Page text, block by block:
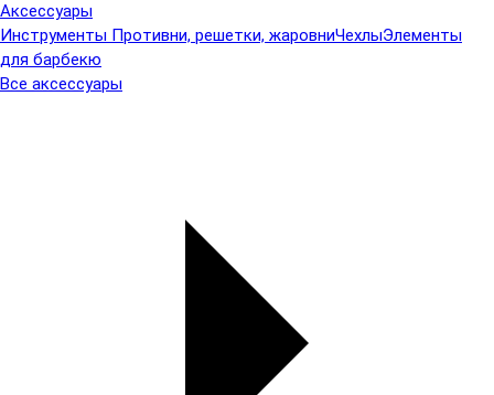
Аксессуары
Инструменты Противни, решетки, жаровниЧехлыЭлементы
для барбекю
Все аксессуары